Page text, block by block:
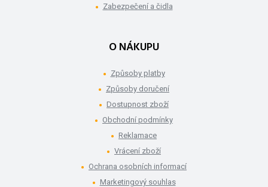
Zabezpečení a čidla
O NÁKUPU
Způsoby platby
Způsoby doručení
Dostupnost zboží
Obchodní podmínky
Reklamace
Vrácení zboží
Ochrana osobních informací
Marketingový souhlas